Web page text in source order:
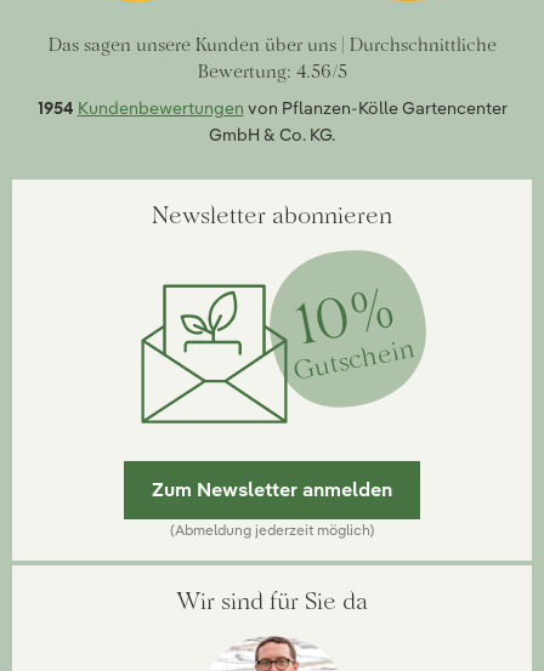
Das sagen unsere Kunden über uns | Durchschnittliche
Bewertung: 4.56/5
1954 Kundenbewertungen von Pflanzen-Kölle Gartencenter
GmbH & Co. KG.
Newsletter abonnieren
10%
Gutschein
Zum Newsletter anmelden
(Abmeldung jederzeit möglich)
Wir sind für Sie da